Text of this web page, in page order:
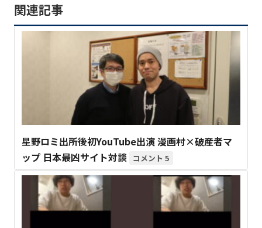
関連記事
星野ロミ出所後初YouTube出演 漫画村×破産者マ
ップ 日本最凶サイト対談
5